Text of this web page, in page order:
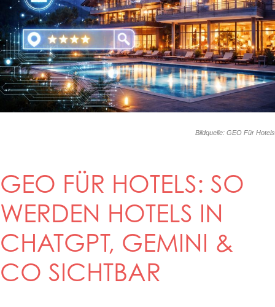
Bildquelle: GEO Für Hotels
GEO FÜR HOTELS: SO
WERDEN HOTELS IN
CHATGPT, GEMINI &
CO SICHTBAR